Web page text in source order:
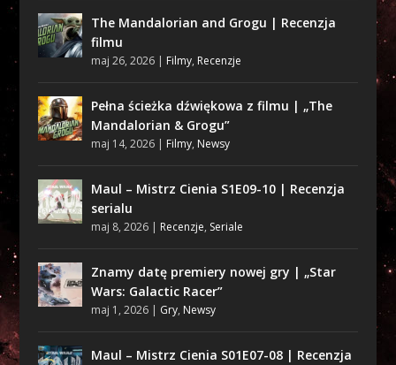
The Mandalorian and Grogu | Recenzja
filmu
maj 26, 2026| Filmy, Recenzje
Pełna ścieżka dźwiękowa z filmu | „The
Mandalorian & Grogu”
maj 14, 2026| Filmy, Newsy
Maul – Mistrz Cienia S1E09-10 | Recenzja
serialu
maj 8, 2026| Recenzje, Seriale
Znamy datę premiery nowej gry | „Star
Wars: Galactic Racer”
maj 1, 2026| Gry, Newsy
Maul – Mistrz Cienia S01E07-08 | Recenzja